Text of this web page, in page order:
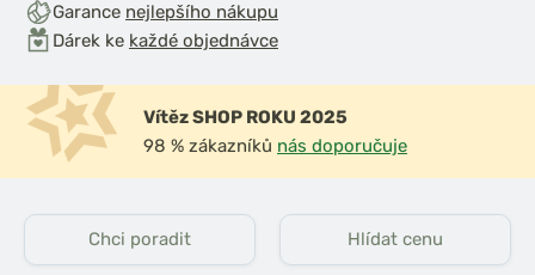
Ultegra
Shimano Naviják Big
Garance nejlepšího nákupu
Dárek ke každé objednávce
Vítěz SHOP ROKU 2025
98 % zákazníků nás doporučuje
Chci poradit Hlídat cenu